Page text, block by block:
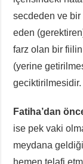
secdeden ve
eden
farz olan bir
(yerine
geciktirilmesidir.
Fatiha’dan
ise pek vaki
meydana
hemen telafi